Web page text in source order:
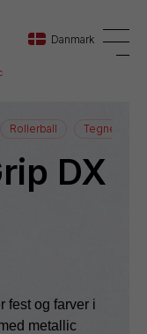
Danmark
Rollerball
DX
fest og farver i
metallic